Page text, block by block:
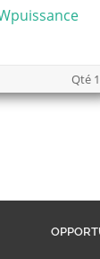
Qté 1